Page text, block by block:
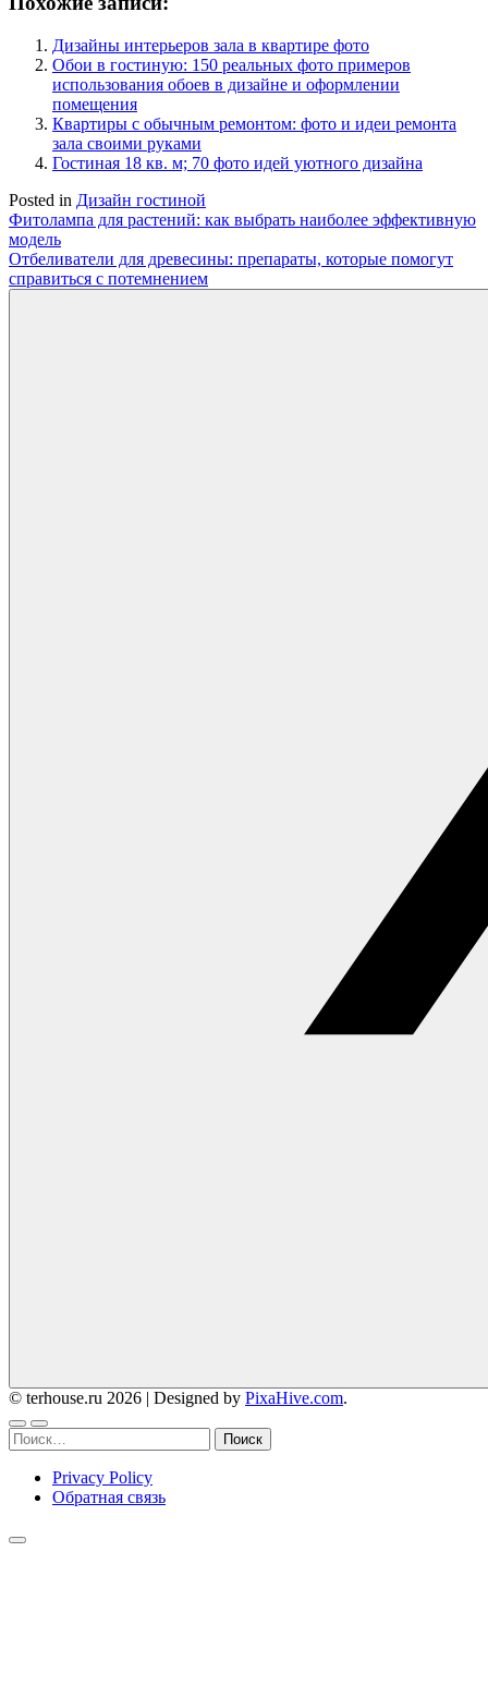
Дизайны интерьеров зала в квартире фото
Обои в гостиную: 150 реальных фото примеров
использования обоев в дизайне и оформлении
помещения
Квартиры с обычным ремонтом: фото и идеи ремонта
зала своими руками
Гостиная 18 кв. м; 70 фото идей уютного дизайна
Posted in Дизайн гостиной
Навигация
по
записям
Фитолампа для растений: как выбрать наиболее эффективную
модель
Отбеливатели для древесины: препараты, которые помогут
справиться с потемнением
© terhouse.ru 2026 | Designed by PixaHive.com.
Найти:
Privacy Policy
Обратная связь